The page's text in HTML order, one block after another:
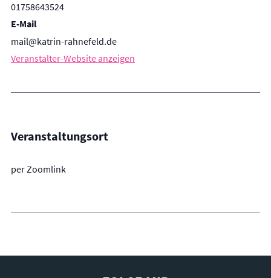
Veranstaltungsort
per Zoomlink
01758643524
E-Mail
mail@katrin-rahnefeld.de
Veranstalter-Website anzeigen